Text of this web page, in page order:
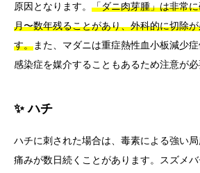
原因となります。 「ダニ肉芽腫」は非常
月〜数年残ることがあり、外科的に切除
す。また、マダニは重症熱性血小板減少
感染症を媒介することもあるため注意が必
✨ ハチ
ハチに刺された場合は、毒素による強い
痛みが数日続くことがあります。スズメ